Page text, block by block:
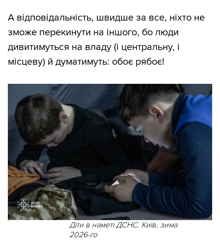
А відповідальність, швидше за все, ніхто не
зможе перекинути на іншого, бо люди
дивитимуться на владу (і центральну, і
місцеву) й думатимуть: обоє рябоє!
Діти в наметі ДСНС. Київ, зима
2026-го